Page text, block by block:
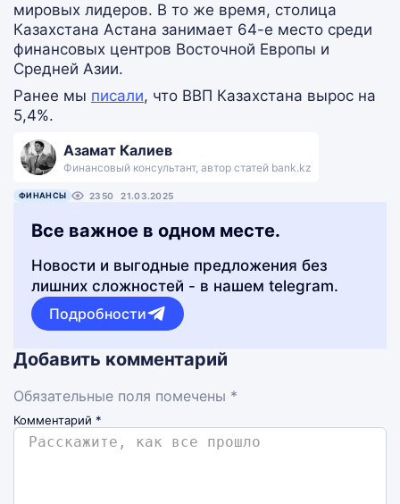
мировых лидеров. В то же время, столица
Казахстана Астана занимает 64-е место среди
финансовых центров Восточной Европы и
Средней Азии.
Ранее мы писали, что ВВП Казахстана вырос на
5,4%.
Азамат Калиев
Финансовый консультант, автор статей bank.kz
ФИНАНСЫ 2350 21.03.2025
Все важное в одном месте.
Новости и выгодные предложения без
лишних сложностей - в нашем telegram.
Подробности
Добавить комментарий
Обязательные поля помечены *
Комментарий *